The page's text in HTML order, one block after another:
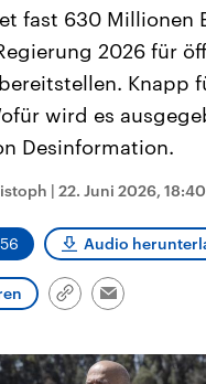
Anhalt
einen neuen
einer Koalition aus
regiert.-
aktuelle Berichte
zu den Parteien
USA
mit
Programm
fast 630 Millionen
2026 für
Knapp
wird es
Desinformation.
| 22. Juni 2026,
Audio
Link
Email